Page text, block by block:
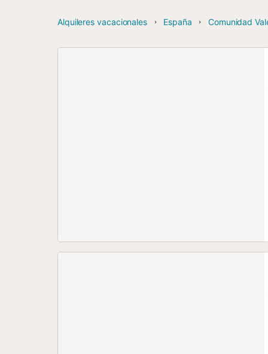
Alquileres vacacionales España Comunidad